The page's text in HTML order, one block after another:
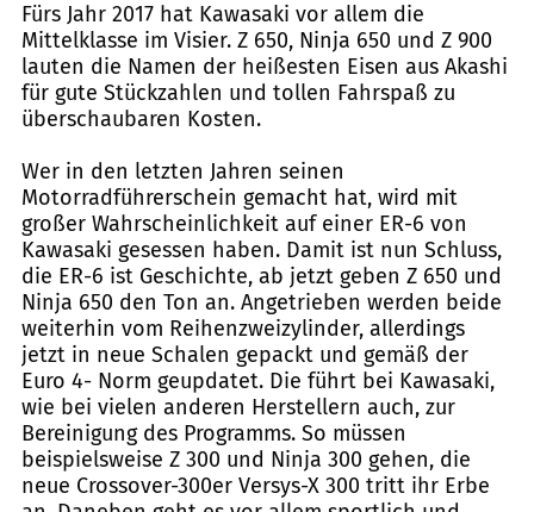
Fürs Jahr 2017 hat Kawasaki vor allem die
Mittelklasse im Visier. Z 650, Ninja 650 und Z 900
lauten die Namen der heißesten Eisen aus Akashi
für gute Stückzahlen und tollen Fahrspaß zu
überschaubaren Kosten.
Wer in den letzten Jahren seinen
Motorradführerschein gemacht hat, wird mit
großer Wahrscheinlichkeit auf einer ER-6 von
Kawasaki gesessen haben. Damit ist nun Schluss,
die ER-6 ist Geschichte, ab jetzt geben Z 650 und
Ninja 650 den Ton an. Angetrieben werden beide
weiterhin vom Reihenzweizylinder, allerdings
jetzt in neue Schalen gepackt und gemäß der
Euro 4- Norm geupdatet. Die führt bei Kawasaki,
wie bei vielen anderen Herstellern auch, zur
Bereinigung des Programms. So müssen
beispielsweise Z 300 und Ninja 300 gehen, die
neue Crossover-300er Versys-X 300 tritt ihr Erbe